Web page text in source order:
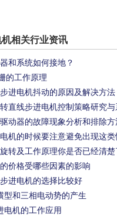
机相关行业资讯
和系统如何接地？
的工作原理
进电机抖动的原因及解决方法
直线步进电机控制策略研究
动器的故障现象分析和排除方
机的时候要注意避免出现这类
转及工作原理你是否已经清楚
价格受哪些因素的影响
进电机的选择比较好
型和三相电动势的产生
电机的工作应用